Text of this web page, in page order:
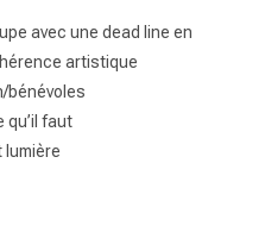
avec une dead line en
artistique
bénévoles
qu’il faut
lumière